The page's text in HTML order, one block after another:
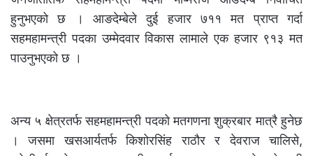
हुनुभएको छ । आङदेम्बेले दुई हजार ७११ मत प्राप्त गर्दा
सहमहामन्त्री पदका उम्मेदवार विकास लामाले एक हजार ९१३ मत
पाउनुभएको छ ।
अन्य ५ क्षेत्रतर्फ सहमहामन्त्री पदको मतगणना शुक्रबार मात्रै हुनेछ
। जसमा खसआर्यतर्फ किशोरसिंह राठौर र देवराज चालिसे,